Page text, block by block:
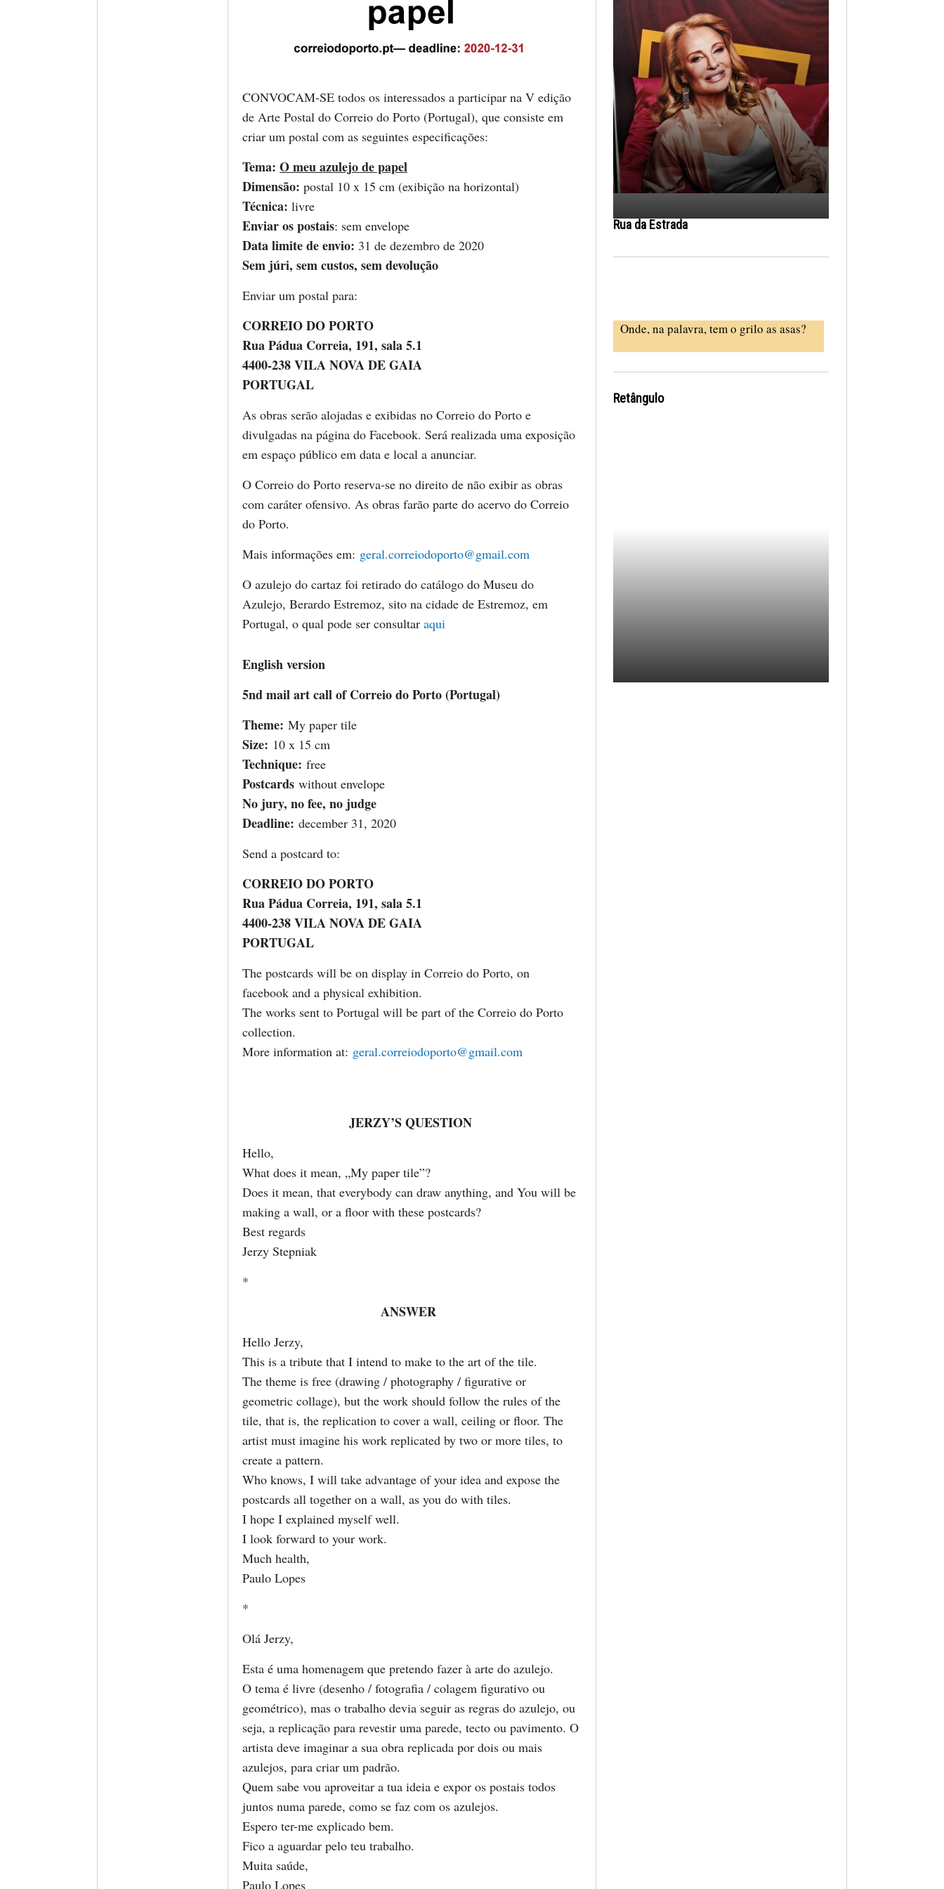
CONVOCAM-SE todos os interessados a participar na V edição
de Arte Postal do Correio do Porto (Portugal), que consiste em
criar um postal com as seguintes especificações:
Tema: O meu azulejo de papel
Dimensão: postal 10 x 15 cm (exibição na horizontal)
Técnica: livre
Enviar os postais: sem envelope
Data limite de envio: 31 de dezembro de 2020
Sem júri, sem custos, sem devolução
Enviar um postal para:
CORREIO DO PORTO
Rua Pádua Correia, 191, sala 5.1
4400-238 VILA NOVA DE GAIA
PORTUGAL
As obras serão alojadas e exibidas no Correio do Porto e
divulgadas na página do Facebook. Será realizada uma exposição
em espaço público em data e local a anunciar.
O Correio do Porto reserva-se no direito de não exibir as obras
com caráter ofensivo. As obras farão parte do acervo do Correio
do Porto.
Mais informações em: geral.correiodoporto@gmail.com
O azulejo do cartaz foi retirado do catálogo do Museu do
Azulejo, Berardo Estremoz, sito na cidade de Estremoz, em
Portugal, o qual pode ser consultar aqui
English version
5nd mail art call of Correio do Porto (Portugal)
Theme: My paper tile
Size: 10 x 15 cm
Technique: free
Postcards without envelope
No jury, no fee, no judge
Deadline: december 31, 2020
Send a postcard to:
CORREIO DO PORTO
Rua Pádua Correia, 191, sala 5.1
4400-238 VILA NOVA DE GAIA
PORTUGAL
The postcards will be on display in Correio do Porto, on
facebook and a physical exhibition.
The works sent to Portugal will be part of the Correio do Porto
collection.
More information at: geral.correiodoporto@gmail.com
JERZY’S QUESTION
Hello,
What does it mean, „My paper tile”?
Does it mean, that everybody can draw anything, and You will be
making a wall, or a floor with these postcards?
Best regards
Jerzy Stepniak
*
ANSWER
Hello Jerzy,
This is a tribute that I intend to make to the art of the tile.
The theme is free (drawing / photography / figurative or
geometric collage), but the work should follow the rules of the
tile, that is, the replication to cover a wall, ceiling or floor. The
artist must imagine his work replicated by two or more tiles, to
create a pattern.
Who knows, I will take advantage of your idea and expose the
postcards all together on a wall, as you do with tiles.
I hope I explained myself well.
I look forward to your work.
Much health,
Paulo Lopes
*
Olá Jerzy,
Esta é uma homenagem que pretendo fazer à arte do azulejo.
O tema é livre (desenho / fotografia / colagem figurativo ou
geométrico), mas o trabalho devia seguir as regras do azulejo, ou
seja, a replicação para revestir uma parede, tecto ou pavimento. O
artista deve imaginar a sua obra replicada por dois ou mais
azulejos, para criar um padrão.
Quem sabe vou aproveitar a tua ideia e expor os postais todos
juntos numa parede, como se faz com os azulejos.
Espero ter-me explicado bem.
Fico a aguardar pelo teu trabalho.
Muita saúde,
Paulo Lopes
Rua da Estrada
Onde, na palavra, tem o grilo as asas?
Retângulo